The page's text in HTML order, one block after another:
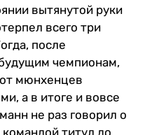
вытянутой руки
всего три
после
чемпионам,
мюнхенцев
а в итоге и вовсе
не раз говорил о
титул до